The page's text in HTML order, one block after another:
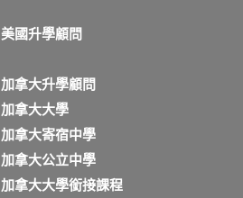
美國升學顧問
加拿大升學顧問
加拿大大學
加拿大寄宿中學
加拿大公立中學
加拿大大學銜接課程